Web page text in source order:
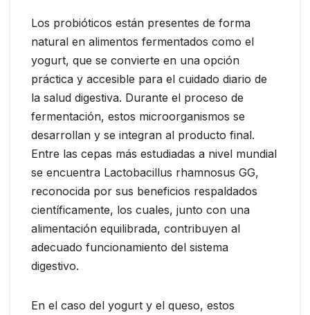
Los probióticos están presentes de forma
natural en alimentos fermentados como el
yogurt, que se convierte en una opción
práctica y accesible para el cuidado diario de
la salud digestiva. Durante el proceso de
fermentación, estos microorganismos se
desarrollan y se integran al producto final.
Entre las cepas más estudiadas a nivel mundial
se encuentra Lactobacillus rhamnosus GG,
reconocida por sus beneficios respaldados
científicamente, los cuales, junto con una
alimentación equilibrada, contribuyen al
adecuado funcionamiento del sistema
digestivo.
En el caso del yogurt y el queso, estos